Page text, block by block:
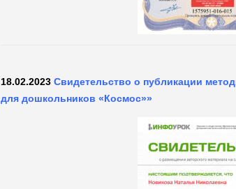
18.02.2023Свидетельство о публикации
для дошкольников «Космос»»